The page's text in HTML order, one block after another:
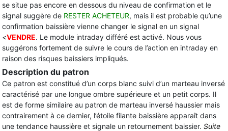
se situe pas encore en dessous du niveau de confirmation et le
signal suggère de RESTER ACHETEUR, mais il est probable qu’une
confirmation baissière vienne changer le signal en un signal
<VENDRE. Le module intraday différé est activé. Nous vous
suggérons fortement de suivre le cours de l’action en intraday en
raison des risques baissiers impliqués.
Description du patron
Ce patron est constitué d’un corps blanc suivi d’un marteau inversé
caractérisé par une longue ombre supérieure et un petit corps. Il
est de forme similaire au patron de marteau inversé haussier mais
contrairement à ce dernier, l’étoile filante baissière apparaît dans
une tendance haussière et signale un retournement baissier. Suite